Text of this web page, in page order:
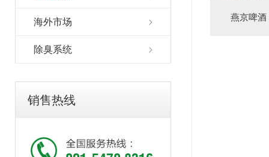
燕京啤酒
海外市场
除臭系统
销售热线